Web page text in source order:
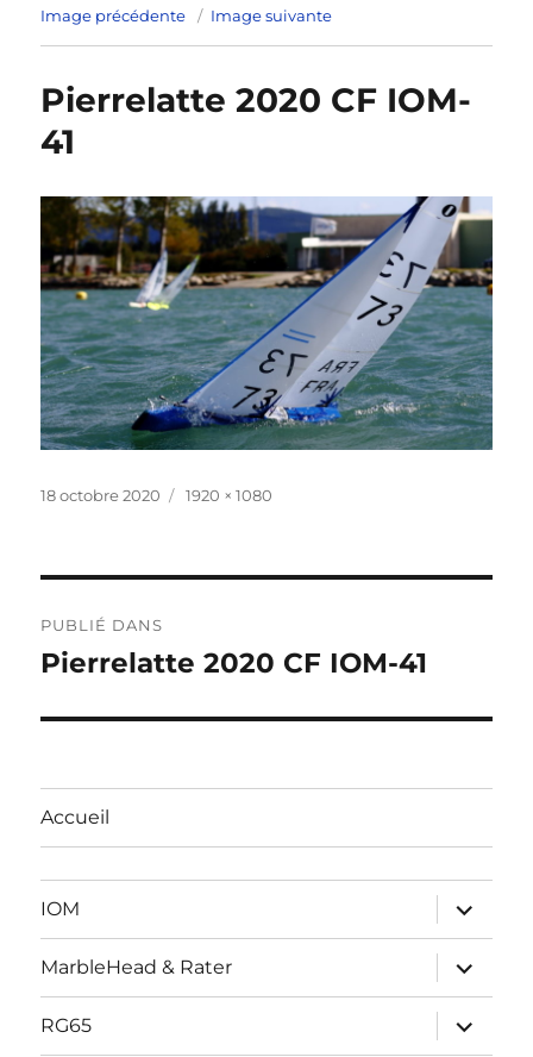
Image précédente Image suivante
Pierrelatte 2020 CF IOM-
41
Publié
18 octobre 2020
Taille
1920 × 1080
de
PUBLIÉ DANS
Pierrelatte 2020 CF IOM-41
Accueil
IOM
ouvrir
le
sous-
menu
MarbleHead & Rater
ouvrir
le
sous-
menu
RG65
ouvrir
le